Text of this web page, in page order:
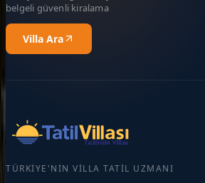
belgeli güvenli kiralama
Villa Ara
TÜRKIYE'NIN VILLA TATIL UZMANI